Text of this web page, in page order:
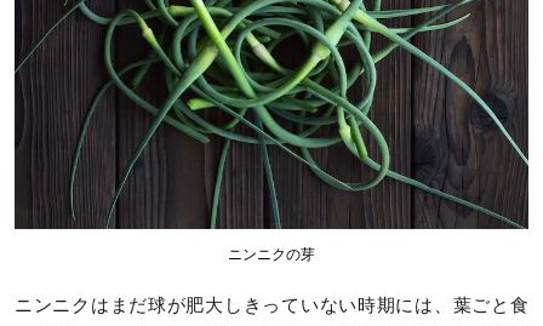
ニンニクの芽
ニンニクはまだ球が肥大しきっていない時期には、葉ごと食